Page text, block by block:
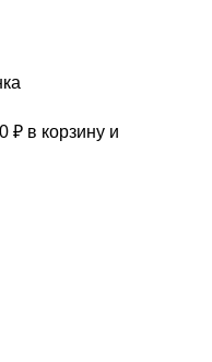
₽ в корзину и